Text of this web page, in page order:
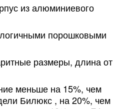
из алюминиевого
порошковыми
размеры, длина от
меньше на 15%, чем
Билюкс , на 20%, чем